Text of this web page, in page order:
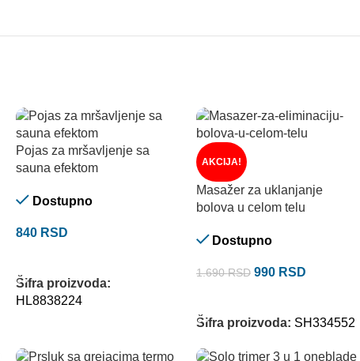
Pojas za mršavljenje sa
sauna efektom
Dostupno
840 RSD
Šifra proizvoda:
HL8838224
AKCIJA!
Masažer za uklanjanje
bolova u celom telu
Dostupno
1.690RSD 990 RSD
Šifra proizvoda: SH334552